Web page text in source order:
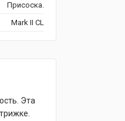
Присоска.
Mark II CL
Эта